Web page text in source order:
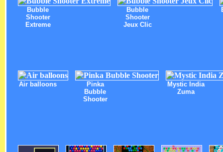
Bubble
Shooter
Extreme
Bubble
Shooter
Jeux Clic
Air balloons
Pinka
Bubble
Shooter
Mystic India
Zuma